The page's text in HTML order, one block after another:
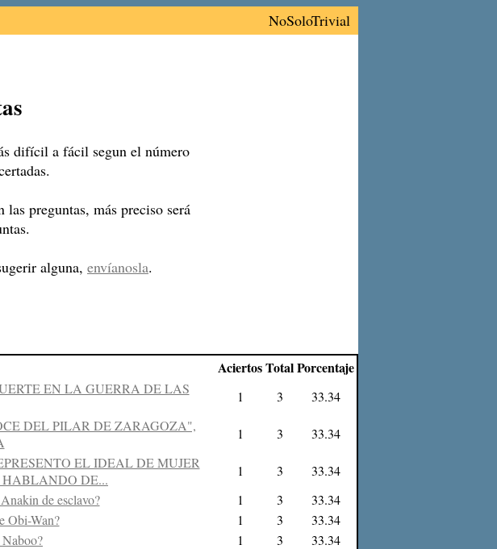
NoSoloTrivial
difícil a fácil segun el número
preguntas, más preciso será
alguna, envíanosla.
AciertosTotalPorcentaje
EN LA GUERRA DE LAS
1 3 33.34
DEL PILAR DE ZARAGOZA",
1 3 33.34
EL IDEAL DE MUJER
HABLANDO DE...
1 3
33.34
de esclavo? 1 3
33.34
Obi-Wan? 1 3
33.34
1 3
33.34